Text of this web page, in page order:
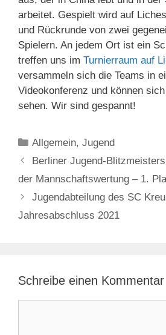
arbeitet. Gespielt wird auf
und Rückrunde von zwei
Spielern. An jedem Ort ist ein
treffen uns im Turnierraum auf
versammeln sich die Teams in
Videokonferenz und können
sehen. Wir sind gespannt!
Kategorien
Allgemein,Jugend
Berliner Jugend-
der Mannschaftswertung – 1.
Jugendabteilung des SC
Jahresabschluss 2021
Schreibe einen Kommentar